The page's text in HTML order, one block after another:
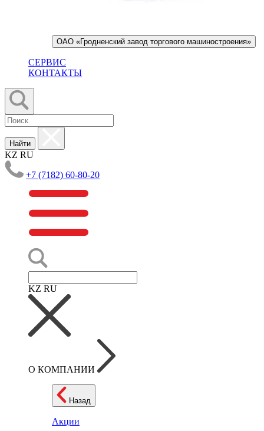
ОАО «Гродненский завод торгового машиностроения»
СЕРВИС
КОНТАКТЫ
Найти
KZ RU
+7 (7182) 60-80-20
KZ RU
О КОМПАНИИ
Назад
Акции